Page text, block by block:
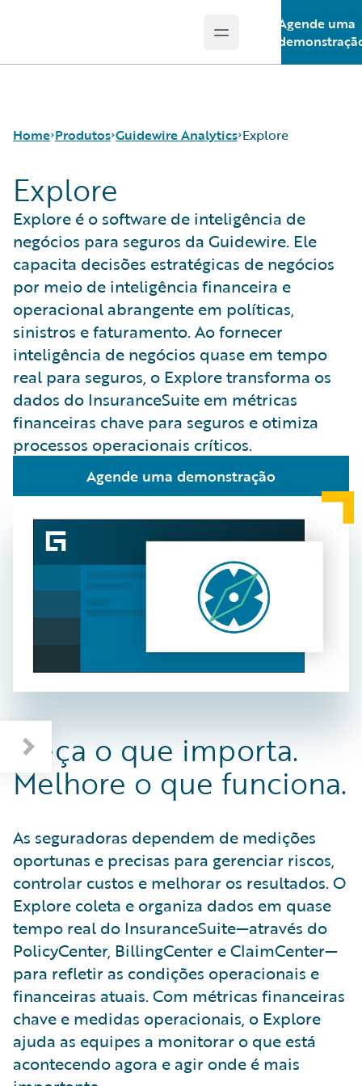
Open main menu
Agende uma
Home Produtos
Produtos principais
Guidewire Analytics
Tecnologia Guidewire
Guidewire Solutions
Services
Guidewire Analytics
Canvas
Compare
Industry Intel
Cyence
Explore
HazardHub
Predict
Data Studio
Explore
Explore
Explore é o software de inteligência de
negócios para seguros da Guidewire. Ele
capacita decisões estratégicas de negócios
por meio de inteligência financeira e
operacional abrangente em políticas,
sinistros e faturamento. Ao fornecer
inteligência de negócios quase em tempo
real para seguros, o Explore transforma os
dados do InsuranceSuite em métricas
financeiras chave para seguros e otimiza
processos operacionais críticos.
Agende uma demonstração
Meça o que importa.
Melhore o que funciona.
As seguradoras dependem de medições
oportunas e precisas para gerenciar riscos,
controlar custos e melhorar os resultados. O
Explore coleta e organiza dados em quase
tempo real do InsuranceSuite—através do
PolicyCenter, BillingCenter e ClaimCenter—
para refletir as condições operacionais e
financeiras atuais. Com métricas financeiras
chave e medidas operacionais, o Explore
ajuda as equipes a monitorar o que está
acontecendo agora e agir onde é mais